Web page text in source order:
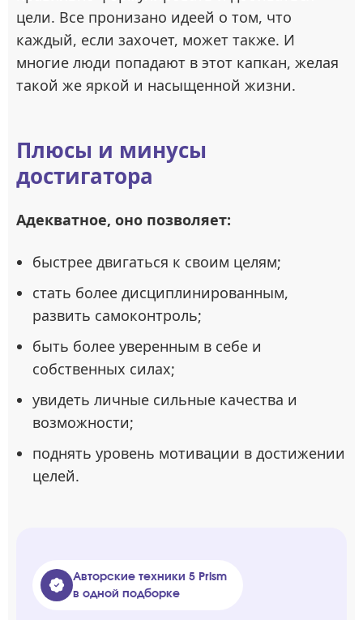
цели. Все пронизано идеей о том, что
каждый, если захочет, может также. И
многие люди попадают в этот капкан, желая
такой же яркой и насыщенной жизни.
Плюсы и минусы
достигатора
Адекватное, оно позволяет:
быстрее двигаться к своим целям;
стать более дисциплинированным,
развить самоконтроль;
быть более уверенным в себе и
собственных силах;
увидеть личные сильные качества и
возможности;
поднять уровень мотивации в достижении
целей.
Авторские техники 5 Prism
в одной подборке